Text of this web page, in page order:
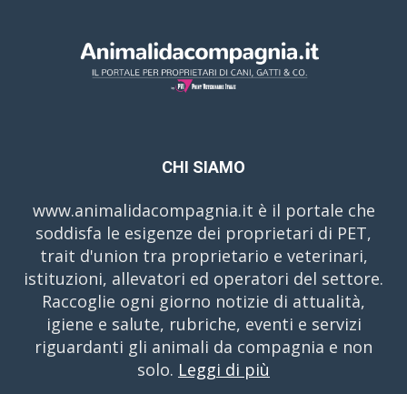
CHI SIAMO
www.animalidacompagnia.it è il portale che
soddisfa le esigenze dei proprietari di PET,
trait d'union tra proprietario e veterinari,
istituzioni, allevatori ed operatori del settore.
Raccoglie ogni giorno notizie di attualità,
igiene e salute, rubriche, eventi e servizi
riguardanti gli animali da compagnia e non
solo. Leggi di più